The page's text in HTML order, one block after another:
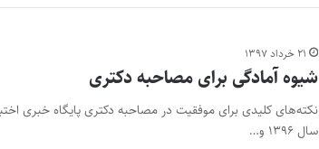
۲۱ خرداد ۱۳۹۷
شیوه آمادگی برای مصاحبه دکتری
نکته‌های کلیدی برای موفقیت در مصاحبه دکتری پایگاه خبری
سال ۱۳۹۶ و…